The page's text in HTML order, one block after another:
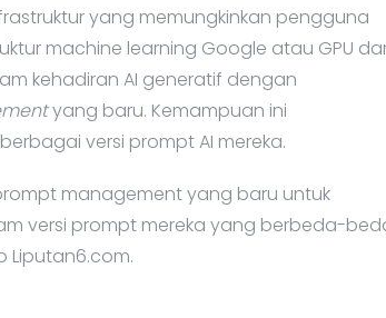
yang memungkinkan pengguna
machine learning Google atau GPU
kehadiran AI generatif dengan
yang baru. Kemampuan ini
versi prompt AI mereka.
management yang baru untuk
versi prompt mereka yang berbeda-
Liputan6.com.